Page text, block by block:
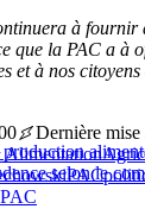
à fournir
que la PAC a à
et à nos
selon le
Dernière
PAC